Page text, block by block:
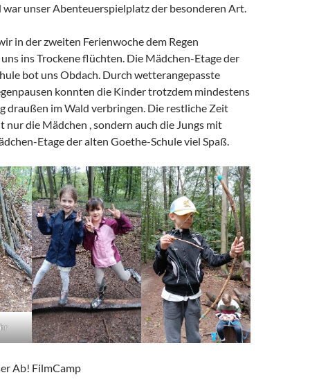
war unser Abenteuerspielplatz der besonderen Art.
in der zweiten Ferienwoche dem Regen
ins Trockene flüchten. Die Mädchen-Etage der
bot uns Obdach. Durch wetterangepasste
konnten die Kinder trotzdem mindestens
draußen im Wald verbringen. Die restliche Zeit
nur die Mädchen , sondern auch die Jungs mit
Etage der alten Goethe-Schule viel Spaß.
Ab! FilmCamp